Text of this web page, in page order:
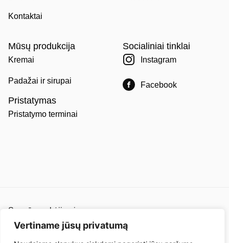
Vertiname jūsų privatumą
Kontaktai
Mūsų produkcija
Kremai
Padažai ir sirupai
Pristatymas
Pristatymo terminai
Socialiniai tinklai
Instagram
Facebook
Saugūs mokėjimai
Pirkimo ir pardavimo taisyklės
Privatumo politika